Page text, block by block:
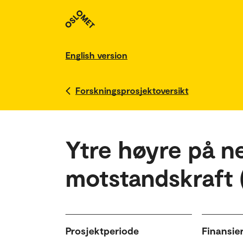
English version
Forskningsprosjektoversikt
Ytre høyre på
motstandskraft
Prosjektperiode